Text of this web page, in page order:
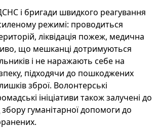
і бригади швидкого реагування
режимі: проводиться
ліквідація пожеж, медична
що мешканці дотримуються
і не наражають себе на
підходячи до пошкоджених
зброї. Волонтерські
ініціативи також залучені до
гуманітарної допомоги до